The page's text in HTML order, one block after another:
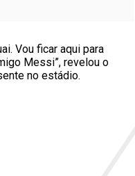
Vou ficar aqui para
Messi”, revelou o
no estádio.